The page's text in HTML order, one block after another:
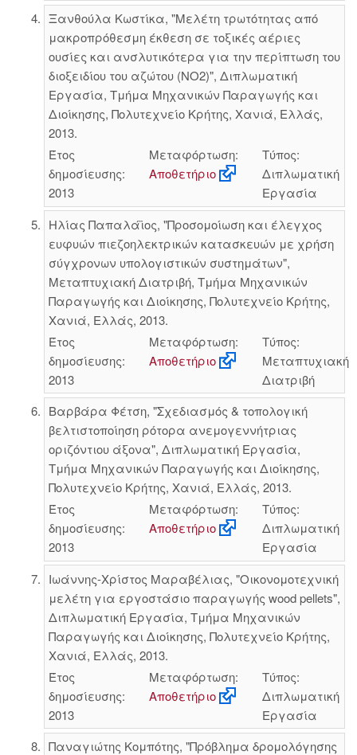
Ξανθούλα Κωστίκα, "Μελέτη τρωτότητας από
μακροπρόθεσμη έκθεση σε τοξικές αέριες
ουσίες και ανσλυτικότερα για την περίπτωση του
διοξειδίου του αζώτου (ΝΟ2)", Διπλωματική
Εργασία, Τμήμα Μηχανικών Παραγωγής και
Διοίκησης, Πολυτεχνείο Κρήτης, Χανιά, Ελλάς,
2013.
Έτος
δημοσίευσης:
2013
Μεταφόρτωση:
Αποθετήριο
Τύπος:
Διπλωματική
Εργασία
Ηλίας Παπαλάϊος, "Προσομοίωση και έλεγχος
ευφυών πιεζοηλεκτρικών κατασκευών με χρήση
σύγχρονων υπολογιστικών συστημάτων",
Μεταπτυχιακή Διατριβή, Τμήμα Μηχανικών
Παραγωγής και Διοίκησης, Πολυτεχνείο Κρήτης,
Χανιά, Ελλάς, 2013.
Έτος
δημοσίευσης:
2013
Μεταφόρτωση:
Αποθετήριο
Τύπος:
Μεταπτυχιακή
Διατριβή
Βαρβάρα Φέτση, "Σχεδιασμός & τοπολογική
βελτιστοποίηση ρότορα ανεμογεννήτριας
οριζόντιου άξονα", Διπλωματική Εργασία,
Τμήμα Μηχανικών Παραγωγής και Διοίκησης,
Πολυτεχνείο Κρήτης, Χανιά, Ελλάς, 2013.
Έτος
δημοσίευσης:
2013
Μεταφόρτωση:
Αποθετήριο
Τύπος:
Διπλωματική
Εργασία
Ιωάννης-Χρίστος Μαραβέλιας, "Οικονομοτεχνική
μελέτη για εργοστάσιο παραγωγής wood pellets",
Διπλωματική Εργασία, Τμήμα Μηχανικών
Παραγωγής και Διοίκησης, Πολυτεχνείο Κρήτης,
Χανιά, Ελλάς, 2013.
Έτος
δημοσίευσης:
2013
Μεταφόρτωση:
Αποθετήριο
Τύπος:
Διπλωματική
Εργασία
Παναγιώτης Κομπότης, "Πρόβλημα δρομολόγησης